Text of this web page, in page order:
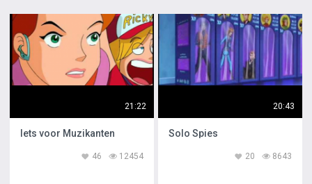
21:22
Iets voor Muzikanten
12454
46
20:43
Solo Spies
8643
20